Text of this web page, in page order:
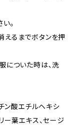
。
るまでボタンを押
についた時は、洗
チン酸エチルヘキシ
ー葉エキス、セージ